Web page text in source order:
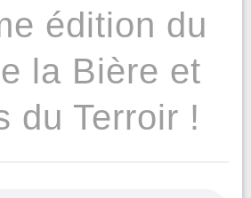
édition du
la Bière et
du Terroir !